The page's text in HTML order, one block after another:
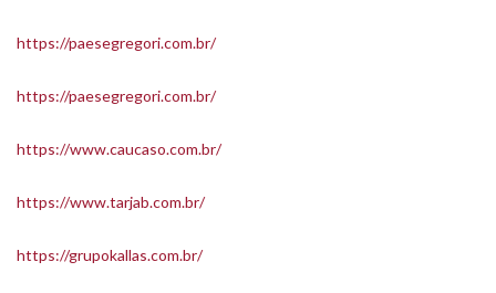
https://paesegregori.com.br/
https://paesegregori.com.br/
https://www.caucaso.com.br/
https://www.tarjab.com.br/
https://grupokallas.com.br/